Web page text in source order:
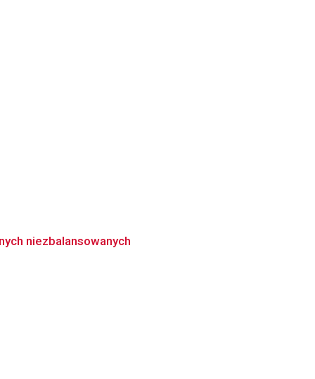
niezbalansowanych